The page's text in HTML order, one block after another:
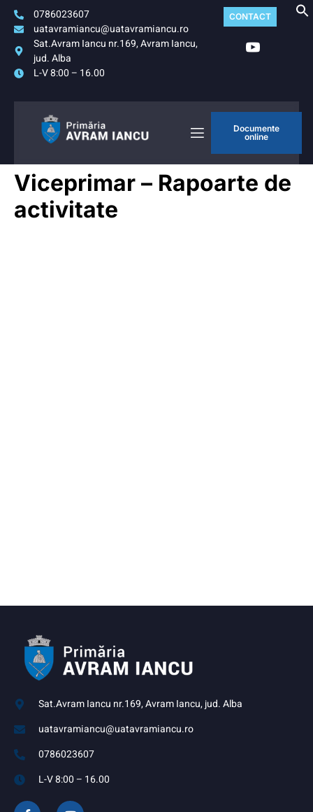
0786023607
uatavramiancu@uatavramiancu.ro
Sat.Avram Iancu nr.169, Avram Iancu,
jud. Alba
L-V 8:00 – 16.00
CONTACT
Documente
online
Viceprimar – Rapoarte de
activitate
Sat.Avram Iancu nr.169, Avram Iancu, jud. Alba
uatavramiancu@uatavramiancu.ro
0786023607
L-V 8:00 – 16.00